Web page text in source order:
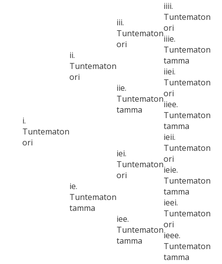
i.
Tuntematon
ori
ii.
Tuntematon
ori
iii.
Tuntematon
ori
iiii.
Tuntematon
ori
iiie.
Tuntematon
tamma
iie.
Tuntematon
tamma
iiei.
Tuntematon
ori
iiee.
Tuntematon
tamma
ie.
Tuntematon
tamma
iei.
Tuntematon
ori
ieii.
Tuntematon
ori
ieie.
Tuntematon
tamma
iee.
Tuntematon
tamma
ieei.
Tuntematon
ori
ieee.
Tuntematon
tamma